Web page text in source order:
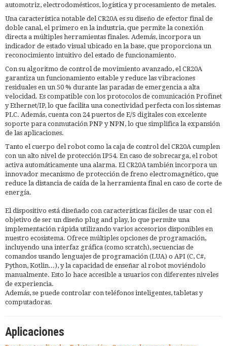
automotriz, electrodomésticos, logística y procesamiento de metales.
Una característica notable del CR20A es su diseño de efector final de
doble canal, el primero en la industria, que permite la conexión
directa a múltiples herramientas finales. Además, incorpora un
indicador de estado visual ubicado en la base, que proporciona un
reconocimiento intuitivo del estado de funcionamiento.
Con su algoritmo de control de movimiento avanzado, el CR20A
garantiza un funcionamiento estable y reduce las vibraciones
residuales en un 50 % durante las paradas de emergencia a alta
velocidad. Es compatible con los protocolos de comunicación Profinet
y Ethernet/IP, lo que facilita una conectividad perfecta con los sistemas
PLC. Además, cuenta con 24 puertos de E/S digitales con excelente
soporte para conmutación PNP y NPN, lo que simplifica la expansión
de las aplicaciones.
Tanto el cuerpo del robot como la caja de control del CR20A cumplen
con un alto nivel de protección IP54. En caso de sobrecarga, el robot
activa automáticamente una alarma. El CR20A también incorpora un
innovador mecanismo de protección de freno electromagnético, que
reduce la distancia de caída de la herramienta final en caso de corte de
energía.
El dispositivo está diseñado con características fáciles de usar con el
objetivo de ser un diseño plug and play, lo que permite una
implementación rápida utilizando varios accesorios disponibles en
nuestro ecosistema. Ofrece múltiples opciones de programación,
incluyendo una interfaz gráfica (como scratch), secuencias de
comandos usando lenguajes de programación (LUA) o API (C, C#,
Python, Kotlin...), y la capacidad de enseñar al robot moviéndolo
manualmente. Esto lo hace accesible a usuarios con diferentes niveles
de experiencia.
Además, se puede controlar con teléfonos inteligentes, tabletas y
computadoras.
Aplicaciones